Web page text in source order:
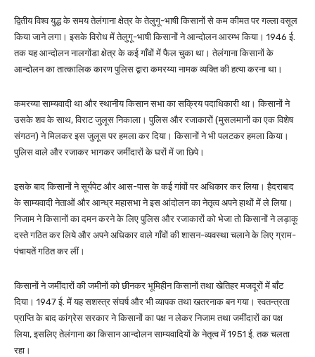
द्वितीय विश्व युद्ध के समय तेलंगाना क्षेत्र के तेलुगू-भाषी किसानों से कम कीमत पर गल्ला वसूल
किया जाने लगा। इसके विरोध में तेलुगू-भाषी किसानों ने आन्दोलन आरम्भ किया। 1946 ई.
तक यह आन्दोलन नालगोंडा क्षेत्र के कई गाँवों में फैल चुका था। तेलंगाना किसानों के
आन्दोलन का तात्कालिक कारण पुलिस द्वारा कमरय्या नामक व्यक्ति की हत्या करना था।
कमरय्या साम्यवादी था और स्थानीय किसान सभा का सक्रिय पदाधिकारी था। किसानों ने
उसके शव के साथ, विराट जुलूस निकाला। पुलिस और रजाकारों (मुसलमानों का एक विशेष
संगठन) ने मिलकर इस जुलूस पर हमला कर दिया। किसानों ने भी पलटकर हमला किया।
पुलिस वाले और रजाकर भागकर जमींदारों के घरों में जा छिपे।
इसके बाद किसानों ने सूर्यपेट और आस-पास के कई गांवों पर अधिकार कर लिया। हैदराबाद
के साम्यवादी नेताओं और आन्ध्र महासभा ने इस आंदोलन का नेतृत्व अपने हाथों में ले लिया।
निजाम ने किसानों का दमन करने के लिए पुलिस और रजाकारों को भेजा तो किसानों ने लड़ाकू
दस्ते गठित कर लिये और अपने अधिकार वाले गाँवों की शासन-व्यवस्था चलाने के लिए ग्राम-
पंचायतें गठित कर लीं।
किसानों ने जमींदारों की जमीनों को छीनकर भूमिहीन किसानों तथा खेतिहर मजदूरों में बाँट
दिया। 1947 ई. में यह सशस्त्र संघर्ष और भी व्यापक तथा खतरनाक बन गया। स्वतन्त्रता
प्राप्ति के बाद कांग्रेस सरकार ने किसानों का पक्ष न लेकर निजाम तथा जमींदारों का पक्ष
लिया, इसलिए तेलंगाना का किसान आन्दोलन साम्यवादियों के नेतृत्व में 1951 ई. तक चलता
रहा।